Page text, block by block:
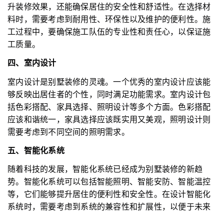
升装修效果，还能确保居住的安全性和舒适性。在选择材
料时，需要考虑到耐用性、环保性以及维护的便利性。施
工过程中，要确保施工队伍的专业性和责任心，以保证施
工质量。
四、室内设计
室内设计是别墅装修的灵魂。一个优秀的室内设计应该能
够反映出居住者的个性，同时满足功能需求。室内设计包
括色彩搭配、家具选择、照明设计等多个方面。色彩搭配
应该和谐统一，家具选择应该既实用又美观，照明设计则
需要考虑到不同空间的照明需求。
五、智能化系统
随着科技的发展，智能化系统已经成为别墅装修的新趋
势。智能化系统可以包括智能照明、智能安防、智能温控
等，它们能够提升居住的便利性和安全性。在设计智能化
系统时，需要考虑到系统的兼容性和扩展性，以便于未来